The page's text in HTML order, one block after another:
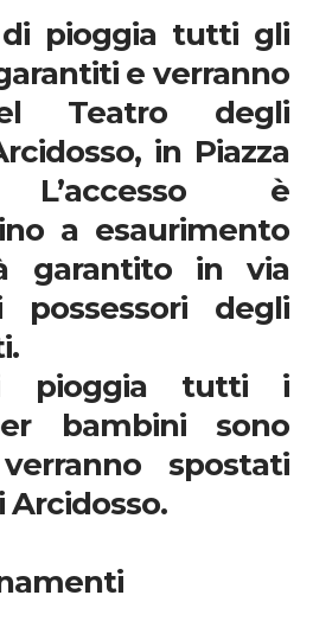
pioggia tutti gli
e verranno
Teatro degli
in Piazza
L’accesso è
a esaurimento
garantito in via
possessori degli
pioggia tutti i
bambini sono
spostati
Arcidosso.